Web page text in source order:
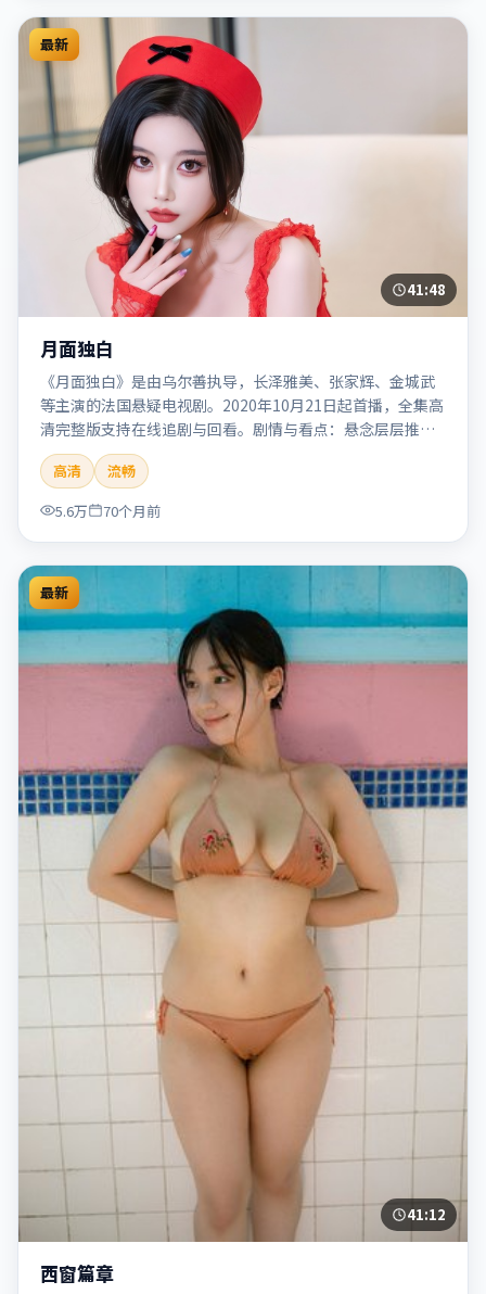
最新
41:48
月面独白
《月面独白》是由乌尔善执导，长泽雅美、张家辉、金城武
等主演的法国悬疑电视剧。2020年10月21日起首播，全集高
清完整版支持在线追剧与回看。剧情与看点：悬念层层推
进，线索相互勾连，结局出人意料，适合推理爱好者。本片
适合检索「月面独白」「乌尔善」「悬疑」「法国」
「2020」「2020-10-21上映」等关键词的影迷阅读简介与主
创信息。
高清
流畅
5.6万
70个月前
最新
41:12
西窗篇章